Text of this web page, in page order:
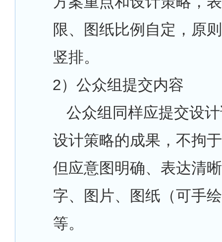
限、图纸比例自定，原
竖排。
2）公众组提交内容
公众组同样应提交设
设计策略的成果，不拘
但应意图明确、表达清
字、图片、图纸（可手
等。